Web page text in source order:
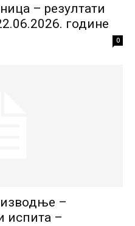
– резултати
године
0
–
испита –